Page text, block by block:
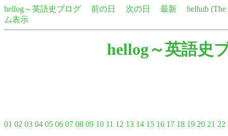
hellog～英語史ブログ 前の日 次の日 最新
helhub
ム表示
hellog～英語史
01 02 03 04 05 06 07 08 09 10 11 12 13 14 15 16 17 18 19 20 21 22